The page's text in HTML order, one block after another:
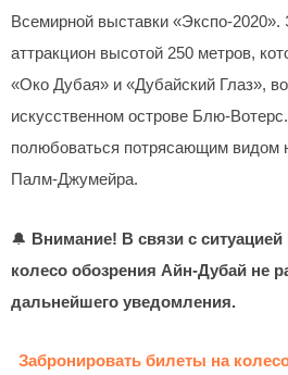
Всемирной выставки «Экспо-2020».
аттракцион высотой 250 метров,
«Око Дубая» и «Дубайский Глаз»,
искусственном острове Блю-
полюбоваться потрясающим видом
Палм-Джумейра.
🔔 Внимание! В связи с
колесо обозрения Айн-Дубай не
дальнейшего уведомления.
Забронировать билеты на